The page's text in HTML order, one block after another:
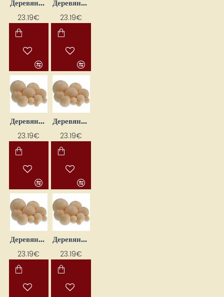
Деревянные бусины с отверстием для нанизывания, 25 шт.
23.19€
Деревянные бусины с отверстием — на шнуровке (45 шт.)
23.19€
Деревянные бусины с отверстием — нанизанные (86 шт.)
23.19€
Деревянные бусины с отверстиями для насаживания, 160 шт.
23.19€
Деревянные бусины — нанизные (105 шт.)
23.19€
Деревянные бусины — нанизываемые (29 шт.)
23.19€